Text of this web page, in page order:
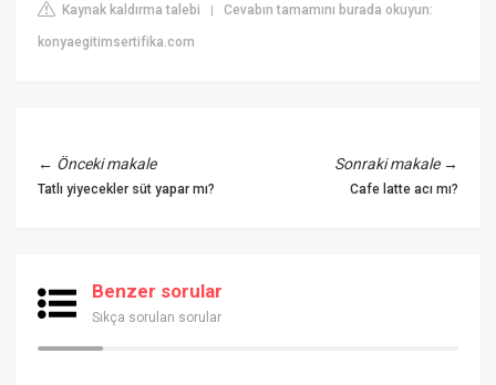
Kaynak kaldırma talebi |Cevabın tamamını burada okuyun:
konyaegitimsertifika.com
← Önceki makale
Tatlı yiyecekler süt yapar mı?
Sonraki makale→
Cafe latte acı mı?
Benzer sorular
Sıkça sorulan sorular